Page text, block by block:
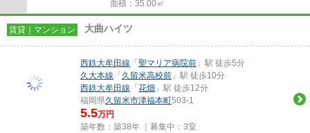
面積：35.00㎡
賃貸｜マンション 大曲ハイツ
西鉄大牟田線 「聖マリア病院前 」駅 徒歩5分
久大本線 「久留米高校前 」駅 徒歩10分
西鉄大牟田線 「花畑 」駅 徒歩12分
福岡県久留米市津福本町503-1
5.5万円
築年数：築38年 ｜募集中： 3室